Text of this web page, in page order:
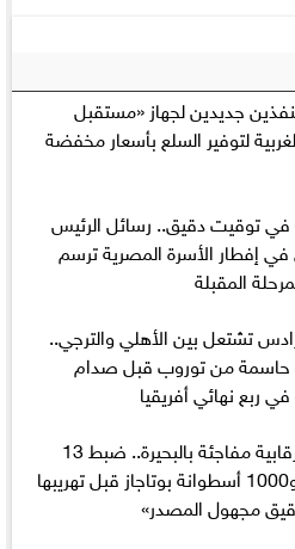
جديدين لجهاز «مستقبل
لتوفير السلع بأسعار مخفضة
توقيت دقيق.. رسائل الرئيس
إفطار الأسرة المصرية ترسم
المقبلة
تشتعل بين الأهلي والترجي..
حاسمة من توروب قبل صدام
في ربع نهائي أفريقيا
ضربات رقابية مفاجئة بالبحيرة.. ضبط 13
مخالفة و1000 أسطوانة بوتاجاز قبل تهريبها
مجهول المصدر»